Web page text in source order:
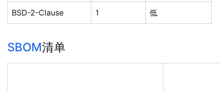
BSD-2-Clause 1 低
SBOM清单